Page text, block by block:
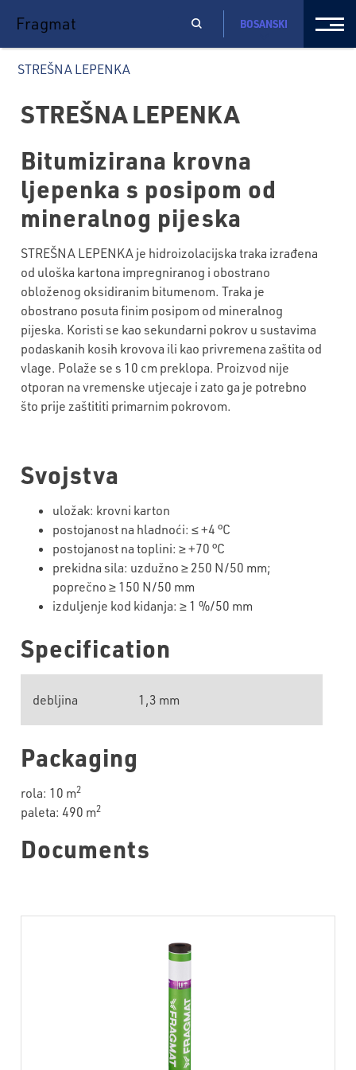
Fragmat BOSANSKI
STREŠNA LEPENKA
STREŠNA LEPENKA
Bitumizirana krovna
ljepenka s posipom od
mineralnog pijeska
STREŠNA LEPENKA je hidroizolacijska traka izrađena
od uloška kartona impregniranog i obostrano
obloženog oksidiranim bitumenom. Traka je
obostrano posuta finim posipom od mineralnog
pijeska. Koristi se kao sekundarni pokrov u sustavima
podaskanih kosih krovova ili kao privremena zaštita od
vlage. Polaže se s 10 cm preklopa. Proizvod nije
otporan na vremenske utjecaje i zato ga je potrebno
što prije zaštititi primarnim pokrovom.
Svojstva
uložak: krovni karton
postojanost na hladnoći:≤+4 °C
postojanost na toplini:≥+70 °C
prekidna sila: uzdužno≥ 250 N/50 mm;
poprečno≥ 150 N/50 mm
izduljenje kod kidanja: ≥ 1 %/50 mm
Specification
debljina 1,3 mm
Packaging
rola: 10 m2
paleta: 490 m2
Documents